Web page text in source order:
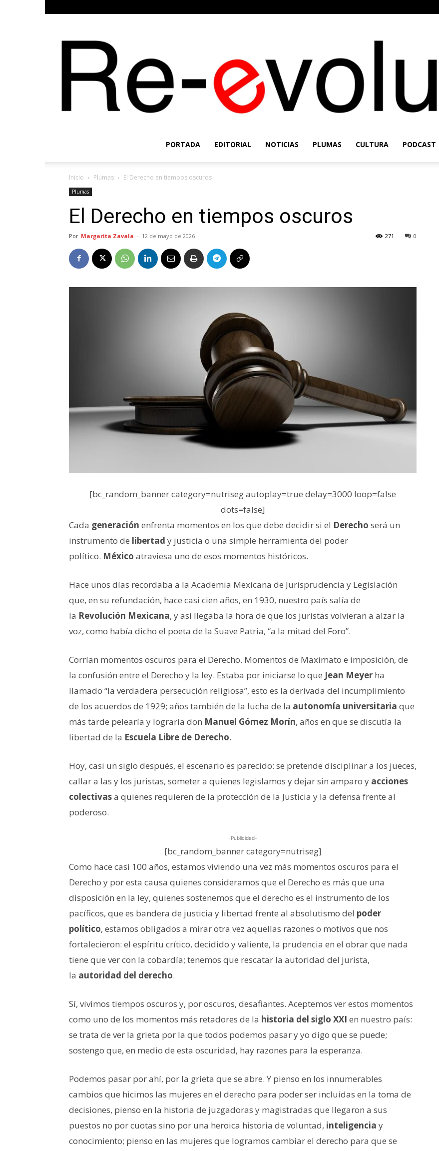
Evolución
PORTADA EDITORIAL NOTICIAS PLUMAS CULTURA PODCAST
Inicio Plumas El Derecho en tiempos oscuros
Plumas
El Derecho en tiempos oscuros
Por Margarita Zavala - 12 de mayo de 2026 0
271
[bc_random_banner category=nutriseg autoplay=true delay=3000 loop=false
dots=false]
Cada generación enfrenta momentos en los que debe decidir si el Derecho será un
instrumento de libertad y justicia o una simple herramienta del poder
político. México atraviesa uno de esos momentos históricos.
Hace unos días recordaba a la Academia Mexicana de Jurisprudencia y Legislación
que, en su refundación, hace casi cien años, en 1930, nuestro país salía de
la Revolución Mexicana, y así llegaba la hora de que los juristas volvieran a alzar la
voz, como había dicho el poeta de la Suave Patria, “a la mitad del Foro”.
Corrían momentos oscuros para el Derecho. Momentos de Maximato e imposición, de
la confusión entre el Derecho y la ley. Estaba por iniciarse lo que Jean Meyer ha
llamado “la verdadera persecución religiosa”, esto es la derivada del incumplimiento
de los acuerdos de 1929; años también de la lucha de la autonomía universitaria que
más tarde pelearía y lograría don Manuel Gómez Morín, años en que se discutía la
libertad de la Escuela Libre de Derecho.
Hoy, casi un siglo después, el escenario es parecido: se pretende disciplinar a los jueces,
callar a las y los juristas, someter a quienes legislamos y dejar sin amparo y acciones
colectivasa quienes requieren de la protección de la Justicia y la defensa frente al
poderoso.
-Publicidad-
[bc_random_banner category=nutriseg]
Como hace casi 100 años, estamos viviendo una vez más momentos oscuros para el
Derecho y por esta causa quienes consideramos que el Derecho es más que una
disposición en la ley, quienes sostenemos que el derecho es el instrumento de los
pacíficos, que es bandera de justicia y libertad frente al absolutismo del poder
político, estamos obligados a mirar otra vez aquellas razones o motivos que nos
fortalecieron: el espíritu crítico, decidido y valiente, la prudencia en el obrar que nada
tiene que ver con la cobardía; tenemos que rescatar la autoridad del jurista,
la autoridad del derecho.
Sí, vivimos tiempos oscuros y, por oscuros, desafiantes. Aceptemos ver estos momentos
como uno de los momentos más retadores de la historia del siglo XXI en nuestro país:
se trata de ver la grieta por la que todos podemos pasar y yo digo que se puede;
sostengo que, en medio de esta oscuridad, hay razones para la esperanza.
Podemos pasar por ahí, por la grieta que se abre. Y pienso en los innumerables
cambios que hicimos las mujeres en el derecho para poder ser incluidas en la toma de
decisiones, pienso en la historia de juzgadoras y magistradas que llegaron a sus
puestos no por cuotas sino por una heroica historia de voluntad, inteligencia y
conocimiento; pienso en las mujeres que logramos cambiar el derecho para que se